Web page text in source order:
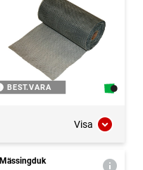
BEST.VARA
Visa
Mässingduk